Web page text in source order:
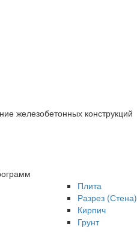
железобетонных конструкций
Плита
Разрез (Стена)
Кирпич
Грунт